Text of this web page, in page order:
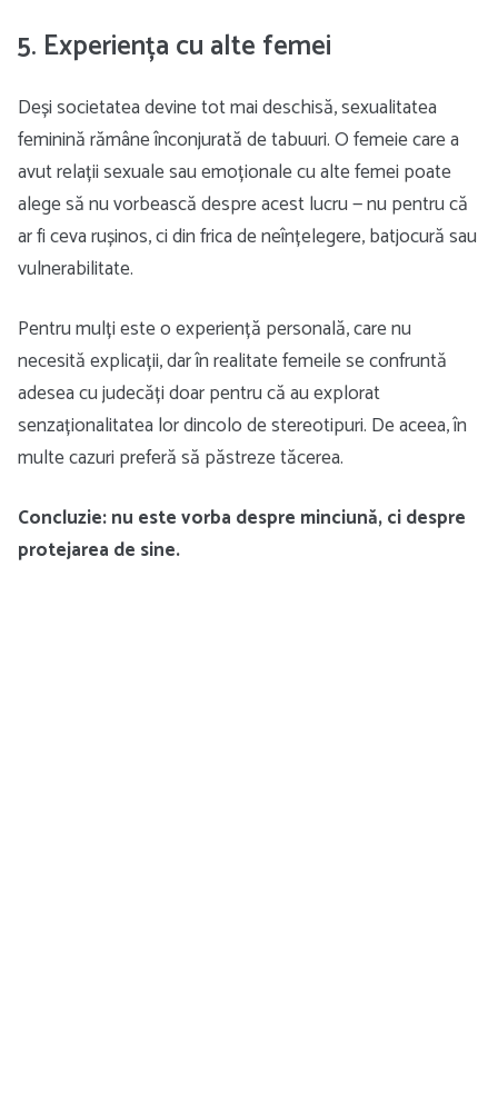
5. Experiența cu alte femei
Deși societatea devine tot mai deschisă, sexualitatea
feminină rămâne înconjurată de tabuuri. O femeie care a
avut relații sexuale sau emoționale cu alte femei poate
alege să nu vorbească despre acest lucru — nu pentru că
ar fi ceva rușinos, ci din frica de neînțelegere, batjocură sau
vulnerabilitate.
Pentru mulți este o experiență personală, care nu
necesită explicații, dar în realitate femeile se confruntă
adesea cu judecăți doar pentru că au explorat
senzaționalitatea lor dincolo de stereotipuri. De aceea, în
multe cazuri preferă să păstreze tăcerea.
Concluzie: nu este vorba despre minciună, ci despre
protejarea de sine.